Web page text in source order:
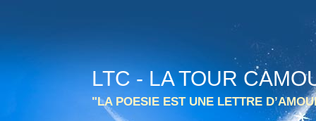
LTC - LA TOUR
"LA POESIE EST UNE LETTRE